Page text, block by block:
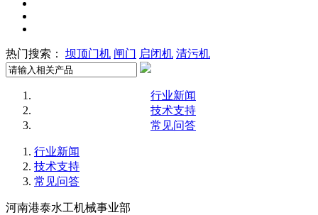
热门搜索： 坝顶门机 闸门 启闭机 清污机
行业新闻
技术支持
常见问答
行业新闻
技术支持
常见问答
河南港泰水工机械事业部